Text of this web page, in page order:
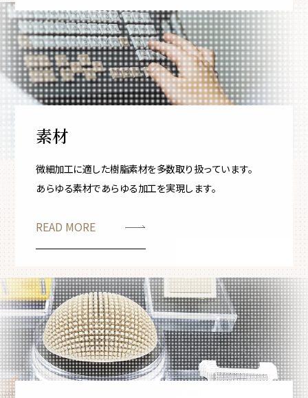
素材
微細加工に適した樹脂素材を多数取り扱っています。
あらゆる素材であらゆる加工を実現します。
READ MORE